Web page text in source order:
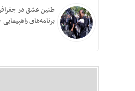
طنین عشق در
برنامه‌های